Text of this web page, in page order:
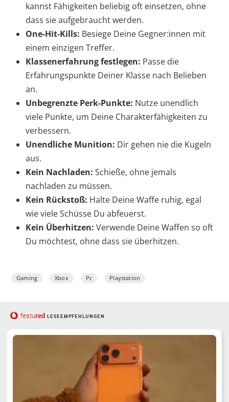
kannst Fähigkeiten beliebig oft einsetzen, ohne
dass sie aufgebraucht werden.
One-Hit-Kills: Besiege Deine Gegner:innen mit
einem einzigen Treffer.
Klassenerfahrung festlegen: Passe die
Erfahrungspunkte Deiner Klasse nach Belieben
an.
Unbegrenzte Perk-Punkte: Nutze unendlich
viele Punkte, um Deine Charakterfähigkeiten zu
verbessern.
Unendliche Munition: Dir gehen nie die Kugeln
aus.
Kein Nachladen: Schieße, ohne jemals
nachladen zu müssen.
Kein Rückstoß: Halte Deine Waffe ruhig, egal
wie viele Schüsse Du abfeuerst.
Kein Überhitzen: Verwende Deine Waffen so oft
Du möchtest, ohne dass sie überhitzen.
Gaming Xbox Pc Playstation
featured LESEEMPFEHLUNGEN